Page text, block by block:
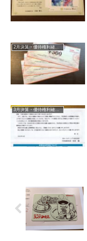
3月決算・優待権利確定銘柄